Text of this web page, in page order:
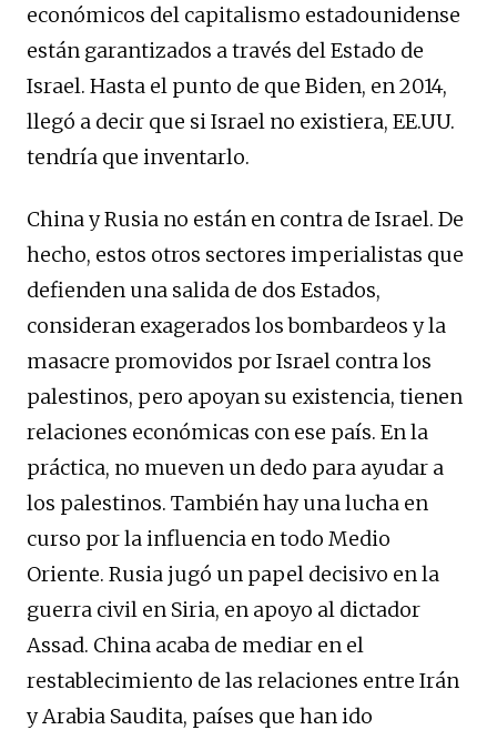
económicos del capitalismo estadounidense
están garantizados a través del Estado de
Israel. Hasta el punto de que Biden, en 2014,
llegó a decir que si Israel no existiera, EE.UU.
tendría que inventarlo.
China y Rusia no están en contra de Israel. De
hecho, estos otros sectores imperialistas que
defienden una salida de dos Estados,
consideran exagerados los bombardeos y la
masacre promovidos por Israel contra los
palestinos, pero apoyan su existencia, tienen
relaciones económicas con ese país. En la
práctica, no mueven un dedo para ayudar a
los palestinos. También hay una lucha en
curso por la influencia en todo Medio
Oriente. Rusia jugó un papel decisivo en la
guerra civil en Siria, en apoyo al dictador
Assad. China acaba de mediar en el
restablecimiento de las relaciones entre Irán
y Arabia Saudita, países que han ido